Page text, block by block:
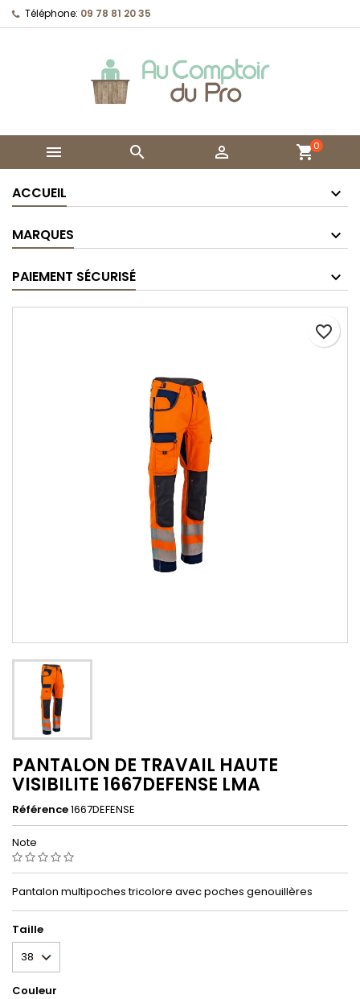
Téléphone: 09 78 81 20 35
   shopping_cart0
ACCUEIL
MARQUES
PAIEMENT SÉCURISÉ
favorite_border
PANTALON DE TRAVAIL HAUTE
VISIBILITE 1667DEFENSE LMA
Référence1667DEFENSE
Note
Pantalon multipoches tricolore avec poches genouillères
Taille
Couleur